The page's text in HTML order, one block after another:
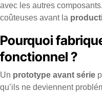
avec les autres
coûteuses avant la
Pourquoi
fonctionnel ?
Un prototype avant série
qu’ils ne deviennent